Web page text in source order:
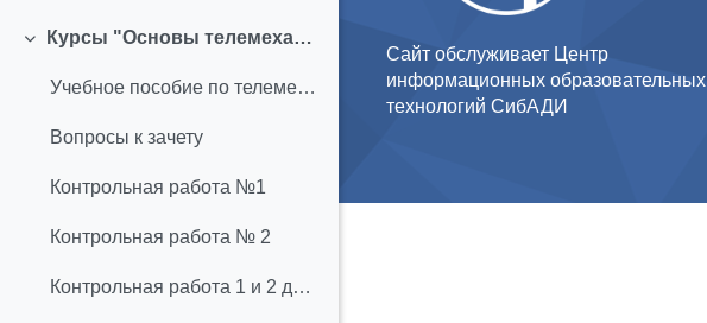
Свернуть
Курсы "Основы телемеханики" и "Телемеханические системы и средства"
Учебное пособие по телемехание
Вопросы к зачету
Контрольная работа №1
Контрольная работа № 2
Контрольная работа 1 и 2 для студентов АПб-20Z1
Сайт обслуживает Центр
информационных образовательных
технологий СибАДИ